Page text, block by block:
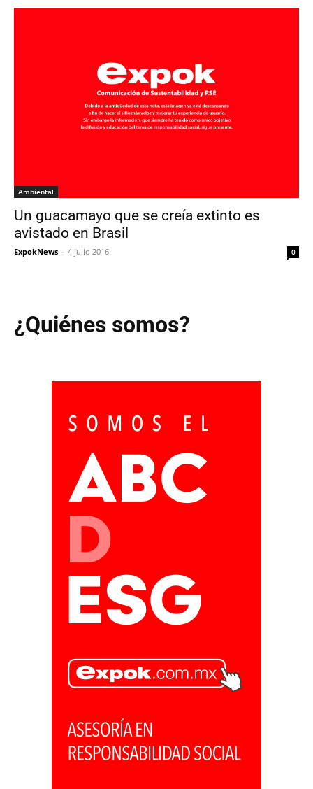
Ambiental
Un guacamayo que se creía extinto es
avistado en Brasil
ExpokNews - 4 julio 2016 0
¿Quiénes somos?